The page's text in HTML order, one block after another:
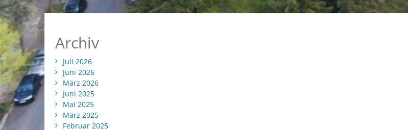
Archiv
Juli 2026
Juni 2026
März 2026
Juni 2025
Mai 2025
März 2025
Februar 2025